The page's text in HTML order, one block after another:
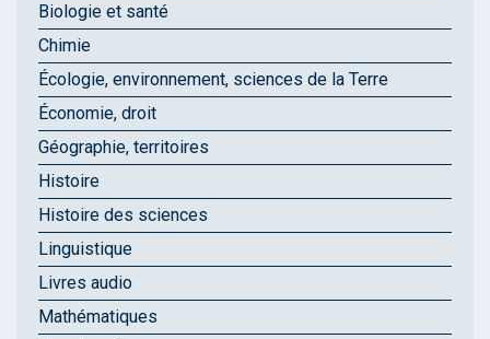
Biologie et santé
Chimie
Écologie, environnement, sciences de la Terre
Économie, droit
Géographie, territoires
Histoire
Histoire des sciences
Linguistique
Livres audio
Mathématiques